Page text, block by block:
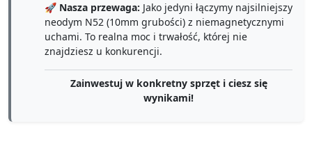
🚀 Nasza przewaga: Jako jedyni łączymy najsilniejszy
neodym N52 (10mm grubości) z niemagnetycznymi
uchami. To realna moc i trwałość, której nie
znajdziesz u konkurencji.
Zainwestuj w konkretny sprzęt i ciesz się
wynikami!